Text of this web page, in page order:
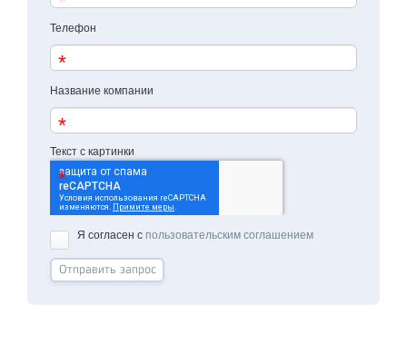
Телефон
Название компании
Текст с картинки
Я согласен с пользовательским соглашением